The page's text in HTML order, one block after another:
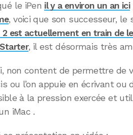
le iPen il y a environ un an ici
, voici que son successeur, le
2 est actuellement en train de
, il est désormais très
non content de permettre de
ou l’on appuie en écrivant
à la pression exercée et
iMac .